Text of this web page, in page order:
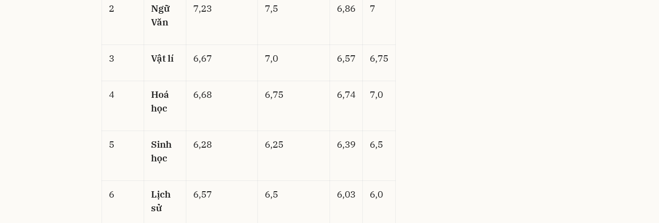
2
Ngữ
Văn
7,23 7,5 6,86 7
3 Vật lí 6,67 7,0 6,57 6,75
4
Hoá
học
6,68 6,75 6,74 7,0
5
Sinh
học
6,28 6,25 6,39 6,5
6
Lịch
sử
6,57 6,5 6,03 6,0